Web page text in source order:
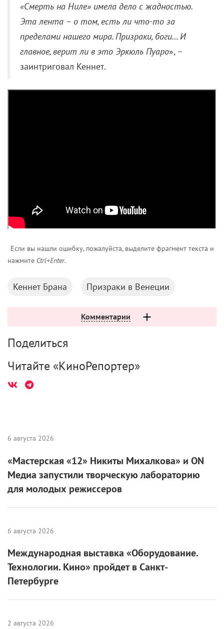
«Смерть на Ниле» имела дело с жадностью.
Эта лента – о том, есть ли что-то за
пределами нашего мира. Призраки, боги… И
главное, верит ли в это Эркюль Пуаро», –
заинтриговал Кеннет.
Если вы нашли ошибку, пожалуйста, выделите фрагмент текста и
нажмите Ctrl+Enter.
Кеннет Брана Призраки в Венеции
Комментарии
Поделиться
Читайте «КиноРепортер»
6 августа 2026
«Мастерская «12» Никиты Михалкова» и ON
Медиа запустили творческую лабораторию
для молодых режиссеров
6 августа 2026
Международная выставка «Оборудование.
Технологии. Кино» пройдет в Санкт-
Петербурге
2 августа 2026